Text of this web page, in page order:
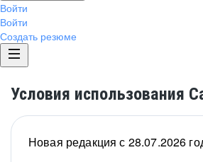
Войти
Войти
Создать резюме
Условия использования
Новая редакция с 28.07.2026